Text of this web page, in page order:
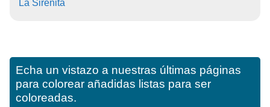
La Sirenita
Echa un vistazo a nuestras últimas páginas
para colorear añadidas listas para ser
coloreadas.